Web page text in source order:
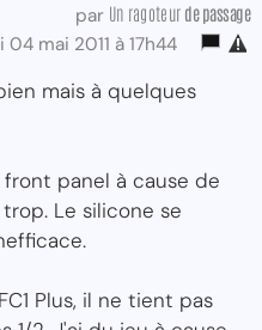
par Un ragoteur de passage
mai 2011 à 17h44
mais à quelques
panel à cause de
Le silicone se
Plus, il ne tient pas